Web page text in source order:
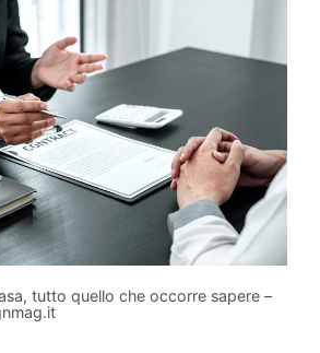
tutto quello che occorre sapere –